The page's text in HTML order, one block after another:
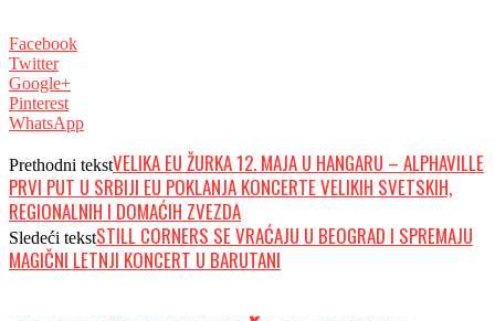
Facebook
Twitter
Google+
Pinterest
WhatsApp
Prethodni tekstVELIKA EU ŽURKA 12. MAJA U HANGARU – ALPHAVILLE
PRVI PUT U SRBIJI EU POKLANJA KONCERTE VELIKIH SVETSKIH,
REGIONALNIH I DOMAĆIH ZVEZDA
Sledeći tekstSTILL CORNERS SE VRAĆAJU U BEOGRAD I SPREMAJU
MAGIČNI LETNJI KONCERT U BARUTANI